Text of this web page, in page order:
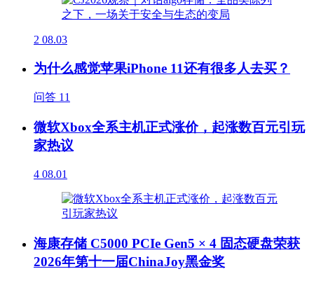
2 08.03
为什么感觉苹果iPhone 11还有很多人去买？
问答 11
微软Xbox全系主机正式涨价，起涨数百元引玩
家热议
4 08.01
海康存储 C5000 PCIe Gen5 × 4 固态硬盘荣获
2026年第十一届ChinaJoy黑金奖